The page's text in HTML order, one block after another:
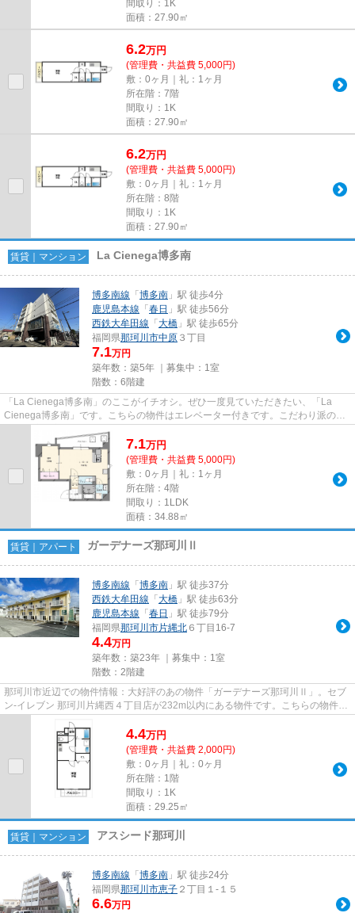
間取り：1K
面積：27.90㎡
6.2万円
(管理費・共益費 5,000円)
敷：0ヶ月｜礼：1ヶ月
所在階：7階
間取り：1K
面積：27.90㎡
6.2万円
(管理費・共益費 5,000円)
敷：0ヶ月｜礼：1ヶ月
所在階：8階
間取り：1K
面積：27.90㎡
賃貸｜マンション La Cienega博多南
博多南線 「 博多南 」駅 徒歩4分
鹿児島本線 「 春日 」駅 徒歩56分
西鉄大牟田線 「 大橋 」駅 徒歩65分
福岡県那珂川市中原 ３丁目
7.1万円
築年数：築5年 ｜募集中： 1室
階数：6階建
「La Cienega博多南」のここがイチオシ。ぜひ一度見ていただきたい、「La
Cienega博多南」です。こちらの物件はエレベーター付きです。こだわり派の方
も満足度の高いデザイナーズ物件...
7.1万円
(管理費・共益費 5,000円)
敷：0ヶ月｜礼：1ヶ月
所在階：4階
間取り：1LDK
面積：34.88㎡
賃貸｜アパート ガーデナーズ那珂川Ⅱ
博多南線 「 博多南 」駅 徒歩37分
西鉄大牟田線 「 大橋 」駅 徒歩63分
鹿児島本線 「 春日 」駅 徒歩79分
福岡県那珂川市片縄北 ６丁目16-7
4.4万円
築年数：築23年 ｜募集中： 1室
階数：2階建
那珂川市近辺での物件情報：大好評のあの物件「ガーデナーズ那珂川Ⅱ」。セブ
ン‐イレブン 那珂川片縄西４丁目店が232m以内にある物件です。こちらの物件は
4.4万円
(管理費・共益費 2,000円)
敷：0ヶ月｜礼：0ヶ月
所在階：1階
間取り：1K
面積：29.25㎡
賃貸｜マンション アスシード那珂川
博多南線 「 博多南 」駅 徒歩24分
福岡県那珂川市恵子 ２丁目１-１５
6.6万円